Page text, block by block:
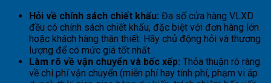
Hỏi về chính sách chiết khấu: Đa số cửa hàng VLXD
đều có chính sách chiết khấu, đặc biệt với đơn hàng lớn
hoặc khách hàng thân thiết. Hãy chủ động hỏi và thương
lượng để có mức giá tốt nhất.
Làm rõ về vận chuyển và bốc xếp: Thỏa thuận rõ ràng
về chi phí vận chuyển (miễn phí hay tính phí, phạm vi áp